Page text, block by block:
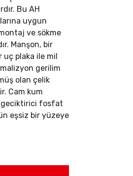
Bu AH
uygun
ve sökme
Manşon, bir
uç plaka ile mil
gerilim
olan çelik
Cam kum
geciktirici fosfat
eşsiz bir yüzeye